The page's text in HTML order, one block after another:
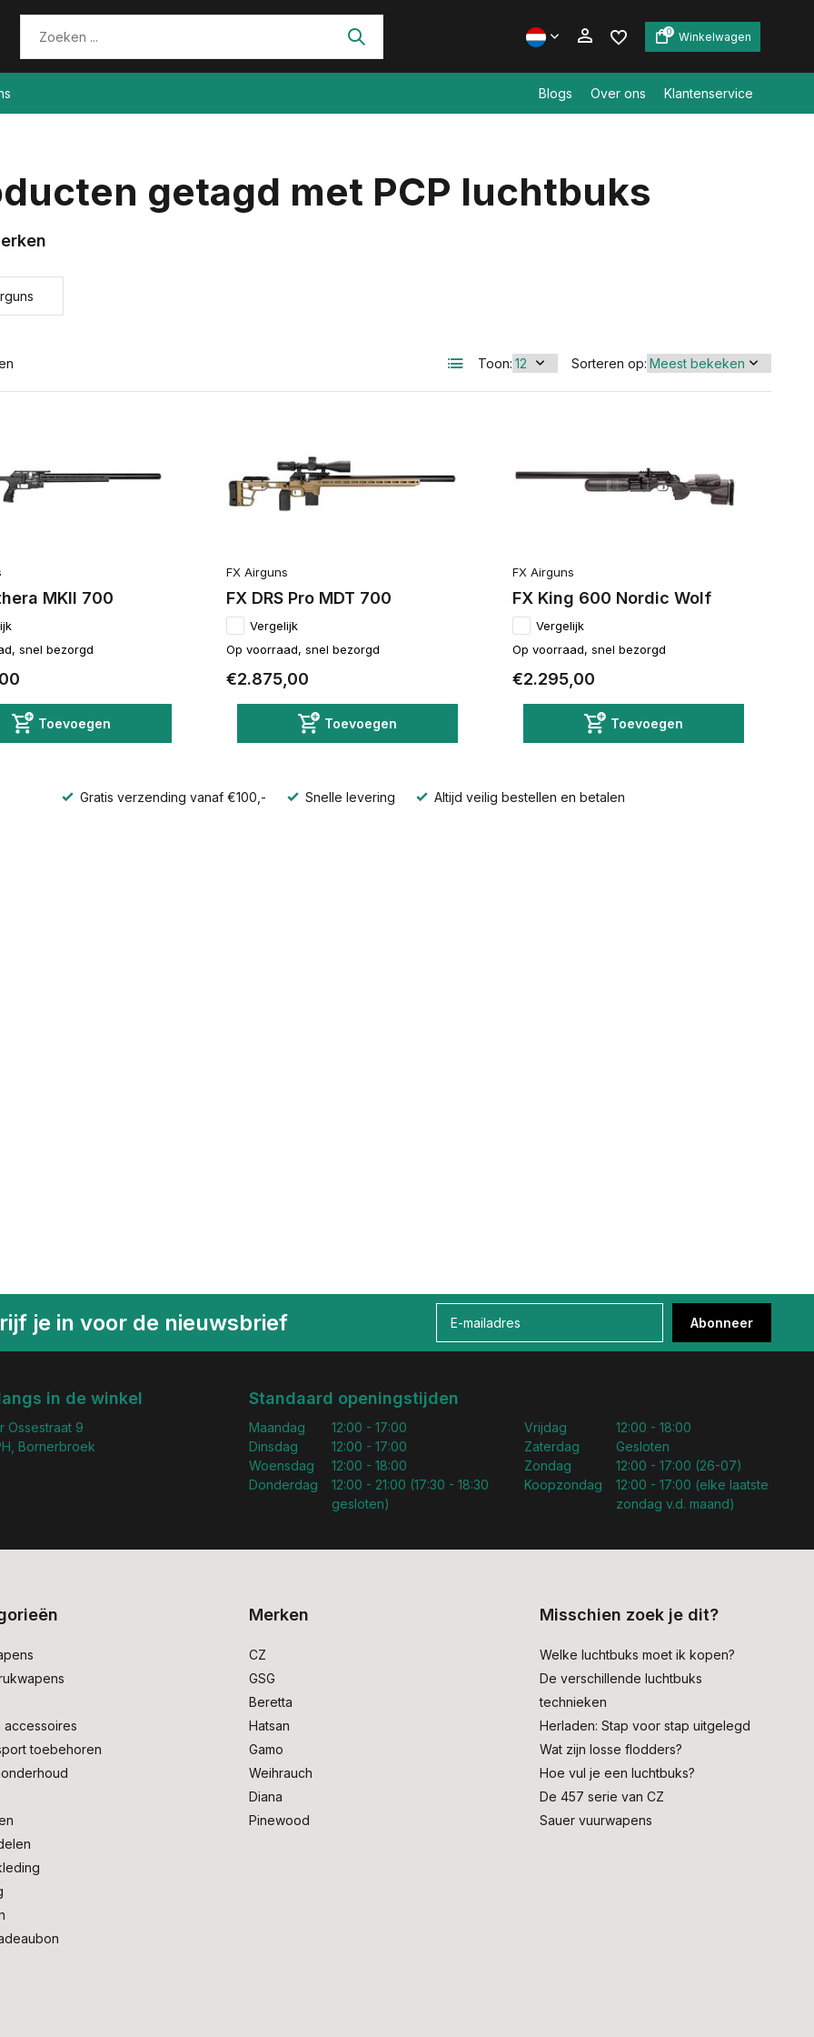
Account aanmaken
0 Winkelwagen
Blogs Over ons Klantenservice
getagd met PCP luchtbuks
Toon: Sorteren op:
MKII 700
snel bezorgd
Toevoegen
FX Airguns
FX DRS Pro MDT 700
Vergelijk
Op voorraad, snel bezorgd
€2.875,00
Toevoegen
FX Airguns
FX King 600 Nordic Wolf
Vergelijk
Op voorraad, snel bezorgd
€2.295,00
Toevoegen
Gratis verzending vanaf €100,- Snelle levering Altijd veilig bestellen en betalen
je in voor de nieuwsbrief Abonneer
in de winkel
Ossestraat 9
Bornerbroek
Standaard openingstijden
Maandag
Dinsdag
Woensdag
Donderdag
12:00 - 17:00
12:00 - 17:00
12:00 - 18:00
12:00 - 21:00 (17:30 - 18:30
gesloten)
Vrijdag
Zaterdag
Zondag
Koopzondag
12:00 - 18:00
Gesloten
12:00 - 17:00 (26-07)
12:00 - 17:00 (elke laatste
zondag v.d. maand)
accessoires
toebehoren
Merken
CZ
GSG
Beretta
Hatsan
Gamo
Weihrauch
Diana
Pinewood
Misschien zoek je dit?
Welke luchtbuks moet ik kopen?
De verschillende luchtbuks
technieken
Herladen: Stap voor stap uitgelegd
Wat zijn losse flodders?
Hoe vul je een luchtbuks?
De 457 serie van CZ
Sauer vuurwapens